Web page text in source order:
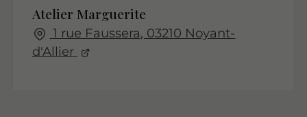
Atelier Marguerite
1 rue Faussera, 03210 Noyant-
d'Allier